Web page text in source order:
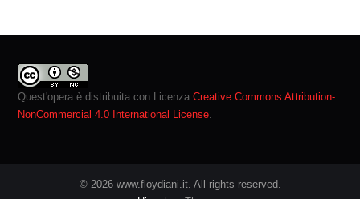
Quest'opera è distribuita con LicenzaCreative Commons Attribution-
NonCommercial 4.0 International License.
© 2026 www.floydiani.it. All rights reserved.